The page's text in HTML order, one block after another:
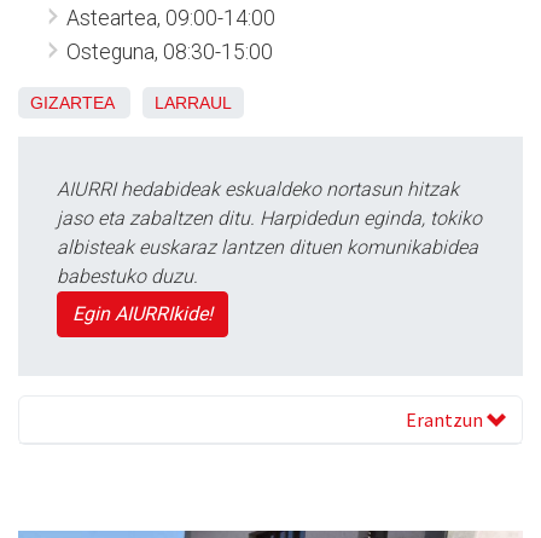
Asteartea, 09:00-14:00
Osteguna, 08:30-15:00
GIZARTEA LARRAUL
AIURRI hedabideak eskualdeko nortasun hitzak
jaso eta zabaltzen ditu. Harpidedun eginda, tokiko
albisteak euskaraz lantzen dituen komunikabidea
babestuko duzu.
Egin AIURRIkide!
Erantzun